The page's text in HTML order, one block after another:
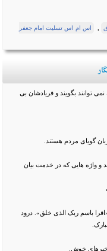
اس ام اس تسلیت امام جعفر
توانند بگویند و فریادشان بی
گویای مردم هستند.
و واژه هایی که در خدمت بیان
باسم ربک الذی خلق». درود
خبرهای خوش.